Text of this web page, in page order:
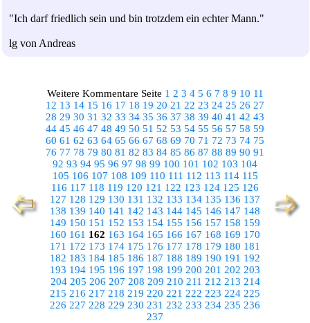
"Ich darf friedlich sein und bin trotzdem ein echter Mann."
lg von Andreas
Weitere Kommentare Seite 1 2 3 4 5 6 7 8 9 10 11
12 13 14 15 16 17 18 19 20 21 22 23 24 25 26 27
28 29 30 31 32 33 34 35 36 37 38 39 40 41 42 43
44 45 46 47 48 49 50 51 52 53 54 55 56 57 58 59
60 61 62 63 64 65 66 67 68 69 70 71 72 73 74 75
76 77 78 79 80 81 82 83 84 85 86 87 88 89 90 91
92 93 94 95 96 97 98 99 100 101 102 103 104
105 106 107 108 109 110 111 112 113 114 115
116 117 118 119 120 121 122 123 124 125 126
127 128 129 130 131 132 133 134 135 136 137
138 139 140 141 142 143 144 145 146 147 148
149 150 151 152 153 154 155 156 157 158 159
160 161 162 163 164 165 166 167 168 169 170
171 172 173 174 175 176 177 178 179 180 181
182 183 184 185 186 187 188 189 190 191 192
193 194 195 196 197 198 199 200 201 202 203
204 205 206 207 208 209 210 211 212 213 214
215 216 217 218 219 220 221 222 223 224 225
226 227 228 229 230 231 232 233 234 235 236
237